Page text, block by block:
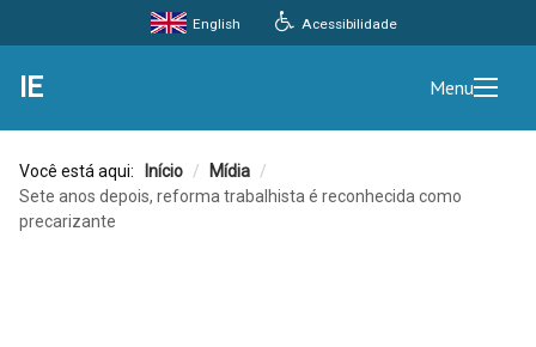
Acessibilidade
English
IE Menu
Você está aqui: Início / Mídia /
Sete anos depois, reforma trabalhista é reconhecida como
precarizante